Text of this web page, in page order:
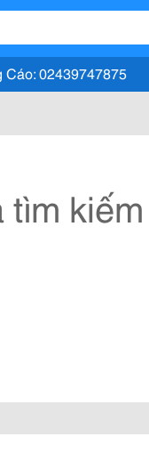
Cáo: 02439747875
tìm kiếm